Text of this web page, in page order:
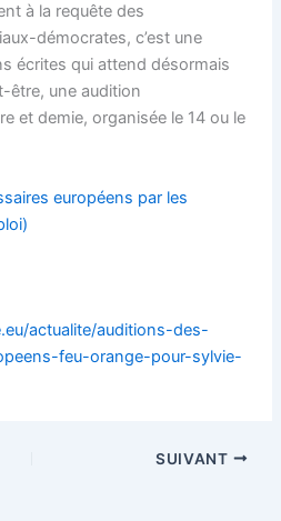
à la requête des
démocrates, c’est une
écrites qui attend désormais
être, une audition
et demie, organisée le 14 ou le
européens par les
actualite/auditions-des-
feu-orange-pour-sylvie-
SUIVANT